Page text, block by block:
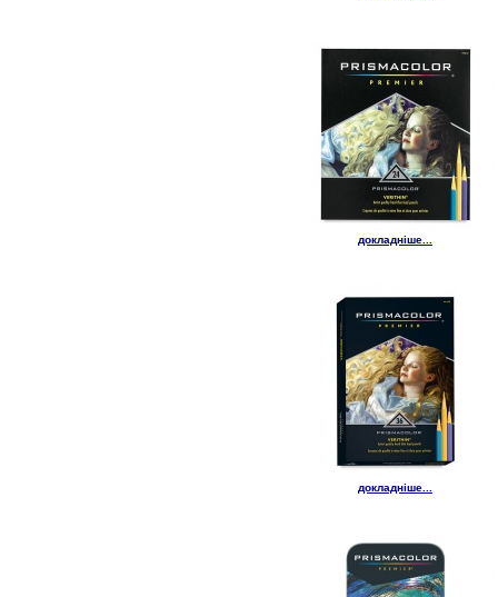
докладніше...
докладніше...